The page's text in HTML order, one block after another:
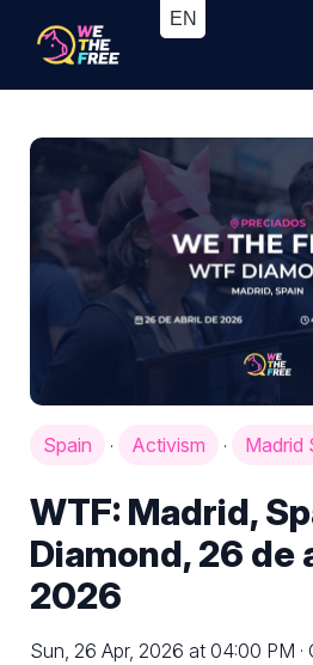
Spain · Activism · Madrid
WTF: Madrid,
Diamond, 26 de
2026
Sun, 26 Apr, 2026 at 04:00 PM ·